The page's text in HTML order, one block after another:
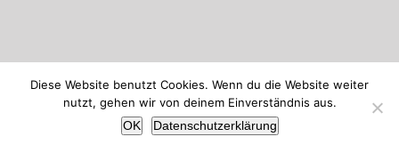
Diese Website benutzt Cookies. Wenn du die Website weiter
nutzt, gehen wir von deinem Einverständnis aus.
OK
Datenschutzerklärung